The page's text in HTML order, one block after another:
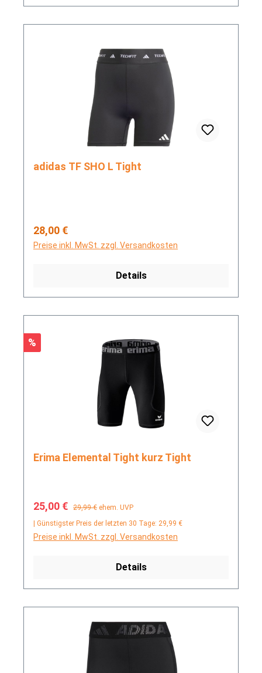
adidas TF SHO L Tight
Regulärer Preis:
28,00 €
Preise inkl. MwSt. zzgl. Versandkosten
Details
Rabatt
%
Erima Elemental Tight kurz Tight
Verkaufspreis:
25,00 € Regulärer Preis:
29,99 € ehem. UVP
| Günstigster Preis der letzten 30 Tage: 29,99 €
Preise inkl. MwSt. zzgl. Versandkosten
Details